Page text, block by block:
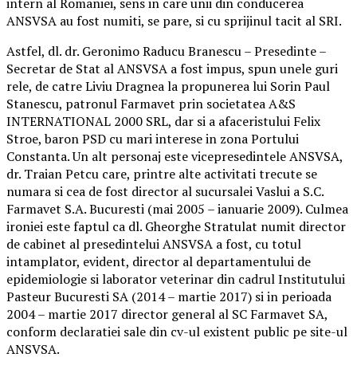
ANSVSA au fost numiti, se pare, si cu sprijinul tacit al SRI.
Astfel, dl. dr. Geronimo Raducu Branescu – Presedinte –
Secretar de Stat al ANSVSA a fost impus, spun unele guri
rele, de catre Liviu Dragnea la propunerea lui Sorin Paul
Stanescu, patronul Farmavet prin societatea A&S
INTERNATIONAL 2000 SRL, dar si a afaceristului Felix
Stroe, baron PSD cu mari interese in zona Portului
Constanta. Un alt personaj este vicepresedintele ANSVSA,
dr. Traian Petcu care, printre alte activitati trecute se
numara si cea de fost director al sucursalei Vaslui a S.C.
Farmavet S.A. Bucuresti (mai 2005 – ianuarie 2009). Culmea
ironiei este faptul ca dl. Gheorghe Stratulat numit director
de cabinet al presedintelui ANSVSA a fost, cu totul
intamplator, evident, director al departamentului de
epidemiologie si laborator veterinar din cadrul Institutului
Pasteur Bucuresti SA (2014 – martie 2017) si in perioada
2004 – martie 2017 director general al SC Farmavet SA,
conform declaratiei sale din cv-ul existent public pe site-ul
ANSVSA.